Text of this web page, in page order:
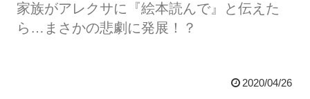
家族がアレクサに『絵本読んで』と伝えた
ら…まさかの悲劇に発展！？
2020/04/26